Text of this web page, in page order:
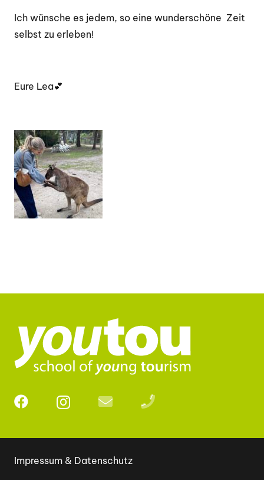
Ich wünsche es jedem, so eine wunderschöne Zeit
selbst zu erleben!
Eure Lea💕
Impressum & Datenschutz